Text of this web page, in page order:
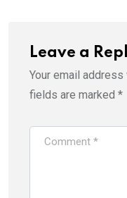
Leave a
Your email
fields are marked *